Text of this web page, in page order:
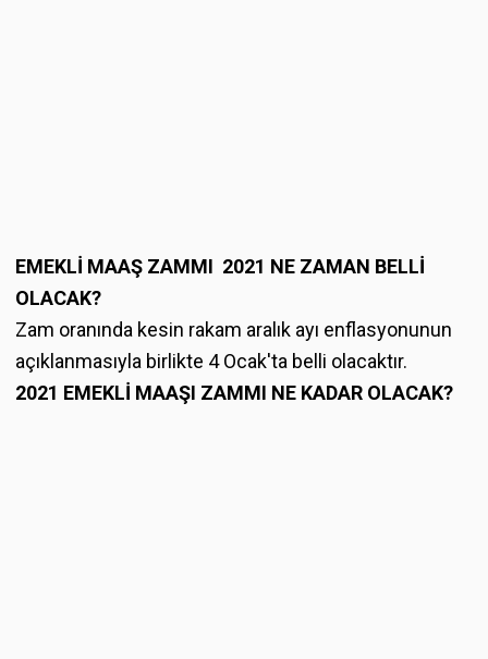
EMEKLİ MAAŞ ZAMMI 2021 NE ZAMAN BELLİ
OLACAK?
Zam oranında kesin rakam aralık ayı enflasyonunun
açıklanmasıyla birlikte 4 Ocak'ta belli olacaktır.
2021 EMEKLİ MAAŞI ZAMMI NE KADAR OLACAK?